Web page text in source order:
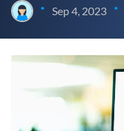
• Sep 4, 2023 •